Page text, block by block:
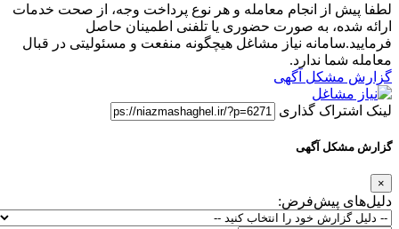
لطفا پیش از انجام معامله و هر نوع پرداخت وجه، از صحت خدمات
ارائه شده، به صورت حضوری یا تلفنی اطمینان حاصل
فرمایید.سامانه نیاز مشاغل هیچگونه منفعت و مسئولیتی در قبال
معامله شما ندارد.
گزارش مشکل آگهی
لینک اشتراک گذاری
گزارش مشکل آگهی
×
دلیل‌های پیش‌فرض: